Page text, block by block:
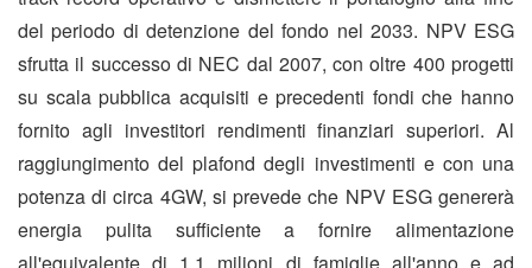
del periodo di detenzione del fondo nel 2033. NPV ESG
sfrutta il successo di NEC dal 2007, con oltre 400 progetti
su scala pubblica acquisiti e precedenti fondi che hanno
fornito agli investitori rendimenti finanziari superiori. Al
raggiungimento del plafond degli investimenti e con una
potenza di circa 4GW, si prevede che NPV ESG genererà
energia pulita sufficiente a fornire alimentazione